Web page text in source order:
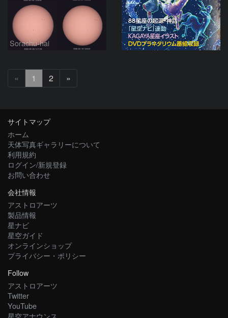
Sorachu-hai
« 1 2 »
へ
サイトマップ
ホーム
天体写真ギャラリーについて
利用規約
ログイン/新規登録
お問い合わせ
会社情報
アストロアーツ
製品情報
星ナビ
星空ガイド
オンラインショップ
プライバシー・ポリシー
Follow
アストロアーツ
Twitter
YouTube
星空アナウンス